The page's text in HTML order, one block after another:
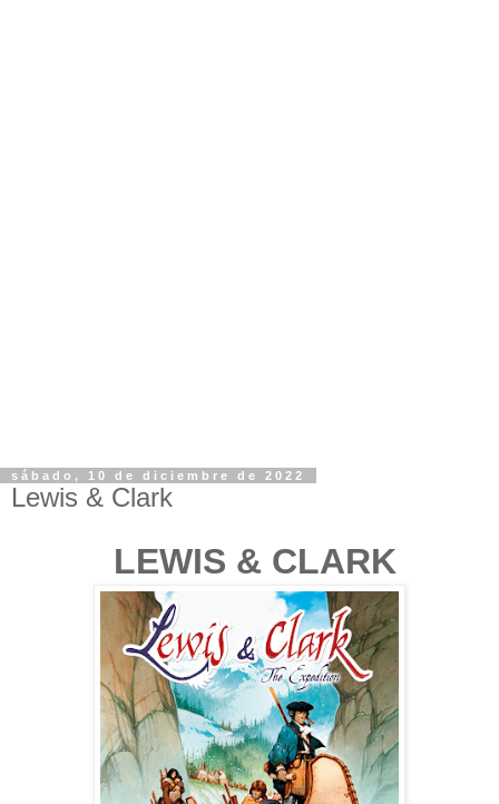
sábado, 10 de diciembre de 2022
Lewis & Clark
LEWIS & CLARK